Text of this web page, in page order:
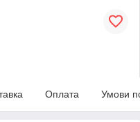
Оплата Умови